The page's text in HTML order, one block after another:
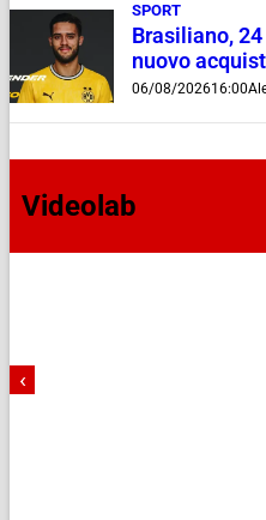
SPORT
Brasiliano,
nuovo
06/08/202616:00
Videolab
‹